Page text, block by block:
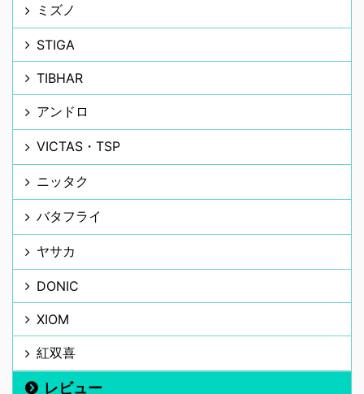
ミズノ
STIGA
TIBHAR
アンドロ
VICTAS・TSP
ニッタク
バタフライ
ヤサカ
DONIC
XIOM
紅双喜
レビュー